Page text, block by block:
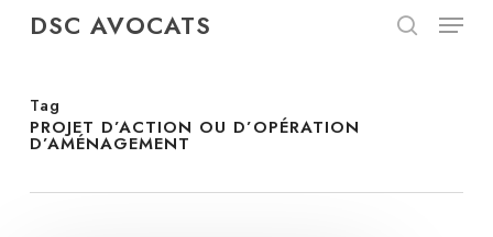
content
DSC AVOCATS Menu
Tag
PROJET D’ACTION OU D’OPÉRATION
D’AMÉNAGEMENT